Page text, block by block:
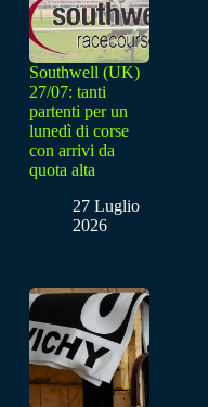
Southwell (UK)
27/07: tanti
partenti per un
lunedì di corse
con arrivi da
quota alta
27 Luglio
2026